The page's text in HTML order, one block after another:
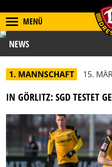
MENÜ
NEWS
1. MANNSCHAFT 15.
IN GÖRLITZ: SGD TESTET